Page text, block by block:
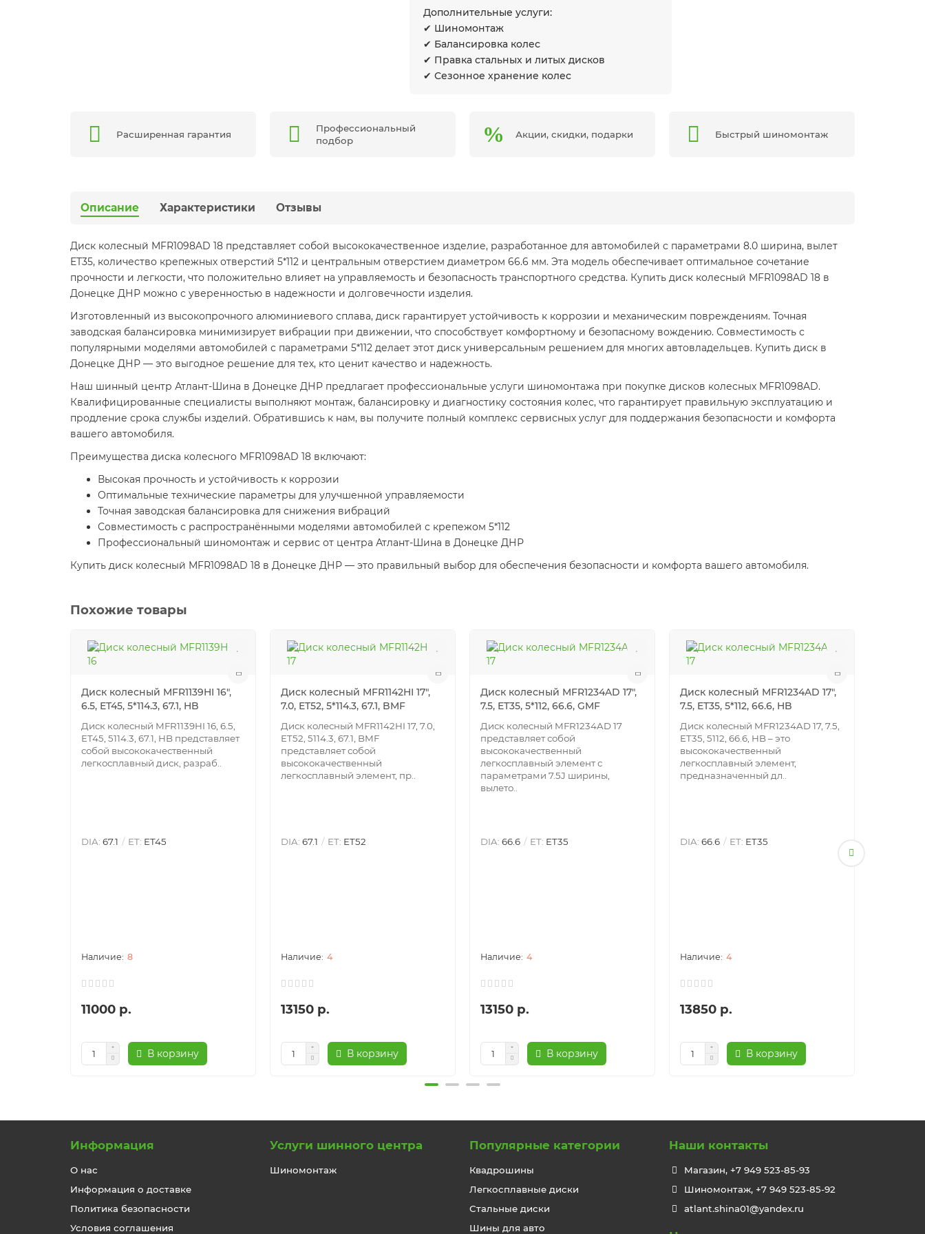
Дополнительные услуги:
✔ Шиномонтаж
✔ Балансировка колес
✔ Правка стальных и литых дисков
✔ Сезонное хранение колес
Расширенная гарантия
Профессиональный
подбор
Акции, скидки, подарки Быстрый шиномонтаж
Описание Характеристики Отзывы
Диск колесный MFR1098AD 18 представляет собой высококачественное изделие, разработанное для автомобилей с параметрами 8.0 ширина, вылет
ET35, количество крепежных отверстий 5*112 и центральным отверстием диаметром 66.6 мм. Эта модель обеспечивает оптимальное сочетание
прочности и легкости, что положительно влияет на управляемость и безопасность транспортного средства. Купить диск колесный MFR1098AD 18 в
Донецке ДНР можно с уверенностью в надежности и долговечности изделия.
Изготовленный из высокопрочного алюминиевого сплава, диск гарантирует устойчивость к коррозии и механическим повреждениям. Точная
заводская балансировка минимизирует вибрации при движении, что способствует комфортному и безопасному вождению. Совместимость с
популярными моделями автомобилей с параметрами 5*112 делает этот диск универсальным решением для многих автовладельцев. Купить диск в
Донецке ДНР — это выгодное решение для тех, кто ценит качество и надежность.
Наш шинный центр Атлант-Шина в Донецке ДНР предлагает профессиональные услуги шиномонтажа при покупке дисков колесных MFR1098AD.
Квалифицированные специалисты выполняют монтаж, балансировку и диагностику состояния колес, что гарантирует правильную эксплуатацию и
продление срока службы изделий. Обратившись к нам, вы получите полный комплекс сервисных услуг для поддержания безопасности и комфорта
вашего автомобиля.
Преимущества диска колесного MFR1098AD 18 включают:
Высокая прочность и устойчивость к коррозии
Оптимальные технические параметры для улучшенной управляемости
Точная заводская балансировка для снижения вибраций
Совместимость с распространёнными моделями автомобилей с крепежом 5*112
Профессиональный шиномонтаж и сервис от центра Атлант-Шина в Донецке ДНР
Купить диск колесный MFR1098AD 18 в Донецке ДНР — это правильный выбор для обеспечения безопасности и комфорта вашего автомобиля.
Похожие товары
Диск колесный MFR1139HI 16",
6.5, ET45, 5*114.3, 67.1, HB
Диск колесный MFR1139HI 16, 6.5,
ET45, 5114.3, 67.1, HB представляет
собой высококачественный
легкосплавный диск, разраб..
DIA: 67.1 ET: ET45
8
11000 р.
В корзину
Диск колесный MFR1142HI 17",
7.0, ET52, 5*114.3, 67.1, BMF
Диск колесный MFR1142HI 17, 7.0,
ET52, 5114.3, 67.1, BMF
представляет собой
высококачественный
легкосплавный элемент, пр..
DIA: 67.1 ET: ET52
4
13150 р.
В корзину
Диск колесный MFR1234AD 17",
7.5, ET35, 5*112, 66.6, GMF
Диск колесный MFR1234AD 17
представляет собой
высококачественный
легкосплавный элемент с
параметрами 7.5J ширины,
вылето..
DIA: 66.6 ET: ET35
4
13150 р.
В корзину
Диск колесный MFR1234AD 17",
7.5, ET35, 5*112, 66.6, HB
Диск колесный MFR1234AD 17, 7.5,
ET35, 5112, 66.6, HB – это
высококачественный
легкосплавный элемент,
предназначенный дл..
DIA: 66.6 ET: ET35
4
13850 р.
В корзину
Информация
О нас
Информация о доставке
Политика безопасности
Условия соглашения
Услуги шинного центра
Шиномонтаж
Популярные категории
Квадрошины
Легкосплавные диски
Стальные диски
Шины для авто
Наши контакты
Магазин, +7 949 523-85-93
Шиномонтаж, +7 949 523-85-92
atlant.shina01@yandex.ru